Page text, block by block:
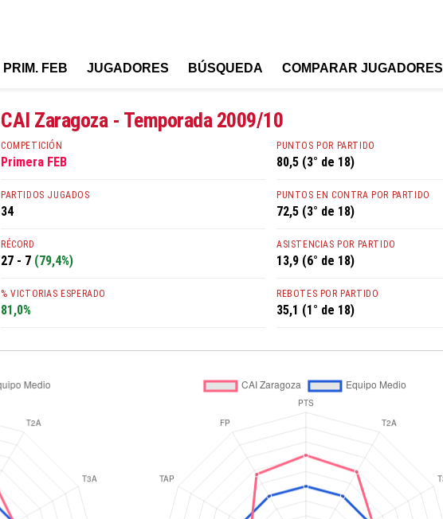
PRIM. FEB JUGADORES BÚSQUEDA COMPARAR JUGADORES
CAI Zaragoza - Temporada 2009/10
COMPETICIÓN
Primera FEB
PARTIDOS JUGADOS
34
RÉCORD
27 - 7 (79,4%)
% VICTORIAS ESPERADO
81,0%
PUNTOS POR PARTIDO
80,5 (3° de 18)
PUNTOS EN CONTRA POR PARTIDO
72,5 (3° de 18)
ASISTENCIAS POR PARTIDO
13,9 (6° de 18)
REBOTES POR PARTIDO
35,1 (1° de 18)